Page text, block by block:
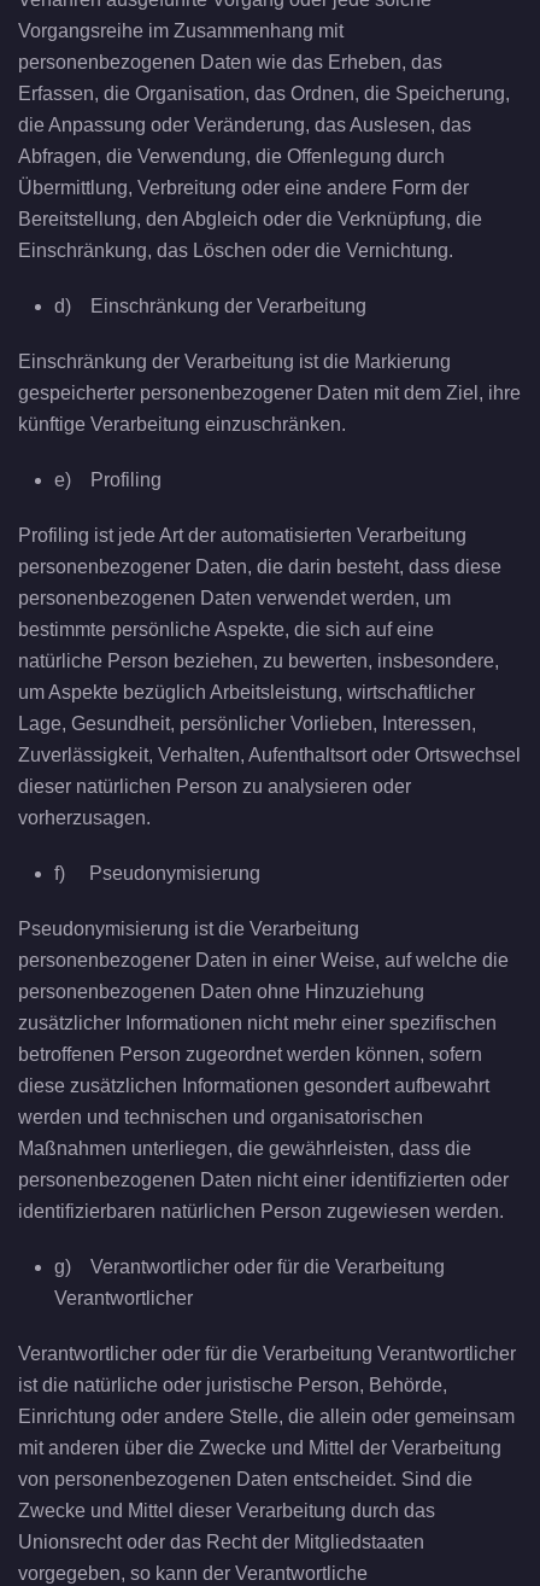
Vorgangsreihe im Zusammenhang mit
personenbezogenen Daten wie das Erheben, das
Erfassen, die Organisation, das Ordnen, die Speicherung,
die Anpassung oder Veränderung, das Auslesen, das
Abfragen, die Verwendung, die Offenlegung durch
Übermittlung, Verbreitung oder eine andere Form der
Bereitstellung, den Abgleich oder die Verknüpfung, die
Einschränkung, das Löschen oder die Vernichtung.
d) Einschränkung der Verarbeitung
Einschränkung der Verarbeitung ist die Markierung
gespeicherter personenbezogener Daten mit dem Ziel, ihre
künftige Verarbeitung einzuschränken.
e) Profiling
Profiling ist jede Art der automatisierten Verarbeitung
personenbezogener Daten, die darin besteht, dass diese
personenbezogenen Daten verwendet werden, um
bestimmte persönliche Aspekte, die sich auf eine
natürliche Person beziehen, zu bewerten, insbesondere,
um Aspekte bezüglich Arbeitsleistung, wirtschaftlicher
Lage, Gesundheit, persönlicher Vorlieben, Interessen,
Zuverlässigkeit, Verhalten, Aufenthaltsort oder Ortswechsel
dieser natürlichen Person zu analysieren oder
vorherzusagen.
f) Pseudonymisierung
Pseudonymisierung ist die Verarbeitung
personenbezogener Daten in einer Weise, auf welche die
personenbezogenen Daten ohne Hinzuziehung
zusätzlicher Informationen nicht mehr einer spezifischen
betroffenen Person zugeordnet werden können, sofern
diese zusätzlichen Informationen gesondert aufbewahrt
werden und technischen und organisatorischen
Maßnahmen unterliegen, die gewährleisten, dass die
personenbezogenen Daten nicht einer identifizierten oder
identifizierbaren natürlichen Person zugewiesen werden.
g) Verantwortlicher oder für die Verarbeitung
Verantwortlicher
Verantwortlicher oder für die Verarbeitung Verantwortlicher
ist die natürliche oder juristische Person, Behörde,
Einrichtung oder andere Stelle, die allein oder gemeinsam
mit anderen über die Zwecke und Mittel der Verarbeitung
von personenbezogenen Daten entscheidet. Sind die
Zwecke und Mittel dieser Verarbeitung durch das
Unionsrecht oder das Recht der Mitgliedstaaten
vorgegeben, so kann der Verantwortliche